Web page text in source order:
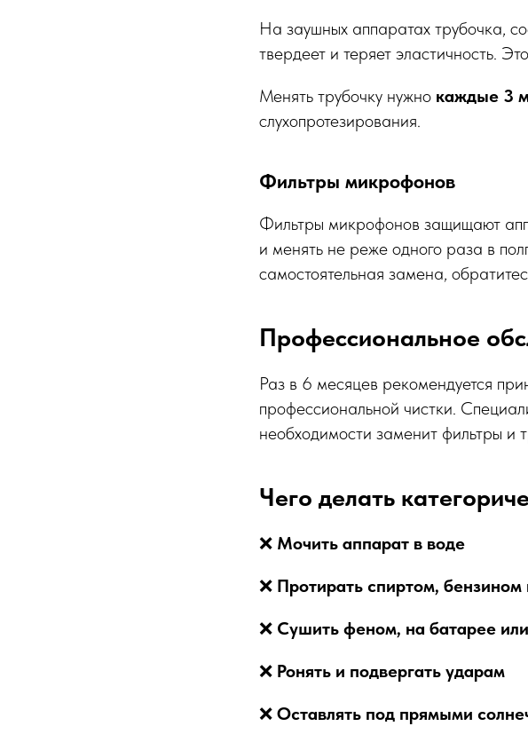
На заушных аппаратах трубочка,
твердеет и теряет эластичность.
Менять трубочку нужно каждые 3
слухопротезирования.
Фильтры микрофонов
Фильтры микрофонов защищают
и менять не реже одного раза в
самостоятельная замена,
Профессиональное
Раз в 6 месяцев рекомендуется
профессиональной чистки.
необходимости заменит фильтры и
Чего делать
❌ Мочить аппарат в воде
❌ Протирать спиртом, бензином
❌ Сушить феном, на батарее
❌ Ронять и подвергать ударам
❌ Оставлять под прямыми